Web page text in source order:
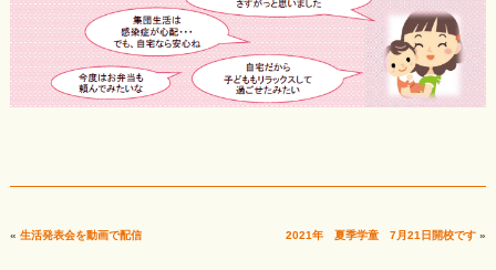
« 生活発表会を動画で配信 2021年 夏季学童 7月21日開校です »